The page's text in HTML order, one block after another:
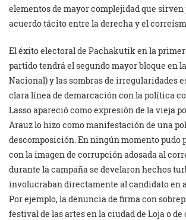
elementos de mayor complejidad que
acuerdo tácito entre la derecha y el
El éxito electoral de Pachakutik en la
partido tendrá el segundo mayor bloque en
Nacional) y las sombras de irregularidades
clara línea de demarcación con la política
Lasso apareció como expresión de la vieja
Arauz lo hizo como manifestación de una
descomposición. En ningún momento pudo
con la imagen de corrupción adosada al
durante la campaña se develaron hechos
involucraban directamente al candidato en
Por ejemplo, la denuncia de firma con
festival de las artes en la ciudad de Loja o